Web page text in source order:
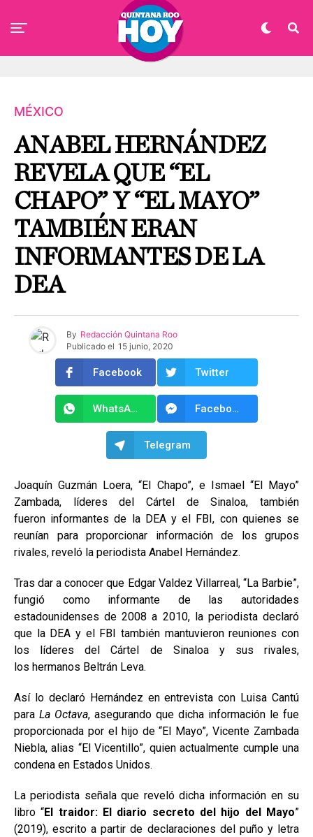
MÉXICO
ANABEL HERNÁNDEZ
REVELA QUE “EL
CHAPO” Y “EL MAYO”
TAMBIÉN ERAN
INFORMANTES DE LA
DEA
By Redacción Quintana Roo
Publicado el 15 junio, 2020
Facebook Twitter
WhatsApp Facebook Messenger
Telegram
Joaquín Guzmán Loera, “El Chapo”, e Ismael “El Mayo”
Zambada, líderes del Cártel de Sinaloa, también
fueron informantes de la DEA y el FBI, con quienes se
reunían para proporcionar información de los grupos
rivales, reveló la periodista Anabel Hernández.
Tras dar a conocer que Edgar Valdez Villarreal, “La Barbie”,
fungió como informante de las autoridades
estadounidenses de 2008 a 2010, la periodista declaró
que la DEA y el FBI también mantuvieron reuniones con
los líderes del Cártel de Sinaloa y sus rivales,
los hermanos Beltrán Leva.
Así lo declaró Hernández en entrevista con Luisa Cantú
para La Octava, asegurando que dicha información le fue
proporcionada por el hijo de “El Mayo”, Vicente Zambada
Niebla, alias “El Vicentillo”, quien actualmente cumple una
condena en Estados Unidos.
La periodista señala que reveló dicha información en su
libro “El traidor: El diario secreto del hijo del Mayo”
(2019), escrito a partir de declaraciones del puño y letra